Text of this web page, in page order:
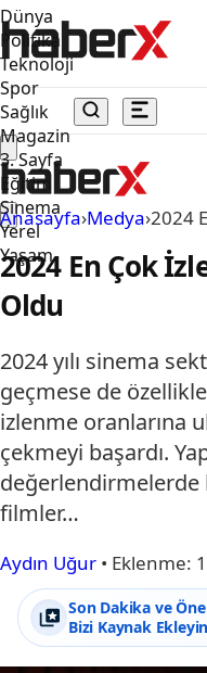
Dünya
Politika
Teknoloji
Spor
Sağlık
Magazin
3. Sayfa
Eğitim
Sinema
Yerel
Yaşam
Anasayfa›Medya›2024
2024 En Çok
Oldu
2024 yılı sinema
geçmese de
izlenme oranlarına
çekmeyi başardı.
değerlendirmelerde
filmler…
Aydın Uğur • Eklenme:
Son Dakika ve
Bizi Kaynak